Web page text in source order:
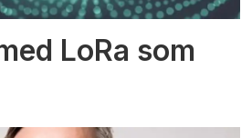
LoRa som